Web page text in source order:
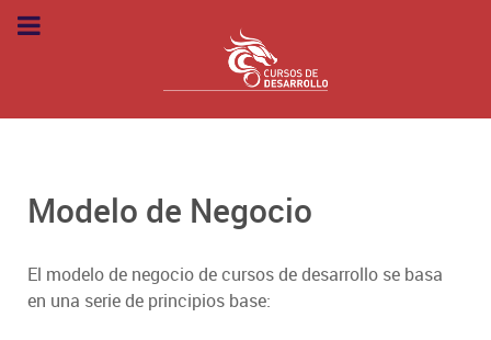
Modelo de Negocio
El modelo de negocio de cursos de desarrollo se basa
en una serie de principios base: